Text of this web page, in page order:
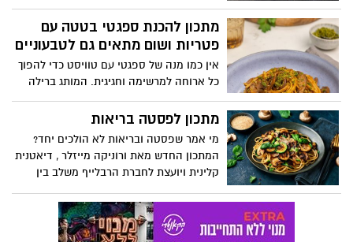
"יחיעם" מקיבוץ יחיעם שבגליל המערבי,
מגישה מתכון מקורי ומיוחד לחטיף האמריקאי
של נקניקייה על מקל עם טוויסט: קורנדוג
קמח תירס ומוגשות חם לצד רטבים כמו
המשפחה.
מתכון להכנת ספגטי בטטה עם
פטריות ושום מתאים גם לטבעוניים
אין כמו מנה של ספגטי עם טוויסט כדי להפוך
כל ארוחה למרשימה וחגיגית. המותג ברילה
מעניק מתכון להכנת מנה של ספגטי בבטה עם
פטריות ושום - שמתאים גם לטבעוניים.
מתכון לפסטה בריאות
מי אמר שפסטה ובריאות לא הולכים יחד?
המתכון החדש מאת ורוניקה מייזלר , דיאטנית
קלינית ויועצת לחברת הרבלייף משלב בין
קליל שמלטף את הלשון, ומוכיח שפסטה
יכולה להיות גם חטובה וגם טעימה.